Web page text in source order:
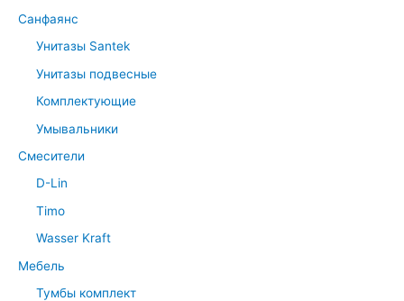
Санфаянс
Унитазы Santek
Унитазы подвесные
Комплектующие
Умывальники
Смесители
D-Lin
Timo
Wasser Kraft
Мебель
Тумбы комплект